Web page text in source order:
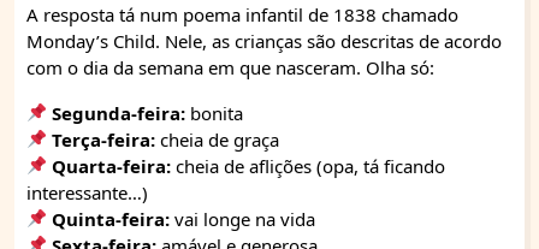
A resposta tá num poema infantil de 1838 chamado
Monday’s Child. Nele, as crianças são descritas de acordo
com o dia da semana em que nasceram. Olha só:
Segunda-feira: bonita
Terça-feira:cheia de graça
Quarta-feira:cheia de aflições (opa, tá ficando
interessante…)
Quinta-feira:vai longe na vida